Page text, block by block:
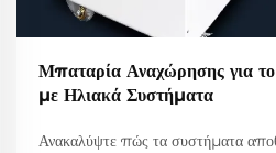
Μπαταρία Αναχώρησης για
με Ηλιακά Συστήματα
Ανακαλύψτε πώς τα συστήματα